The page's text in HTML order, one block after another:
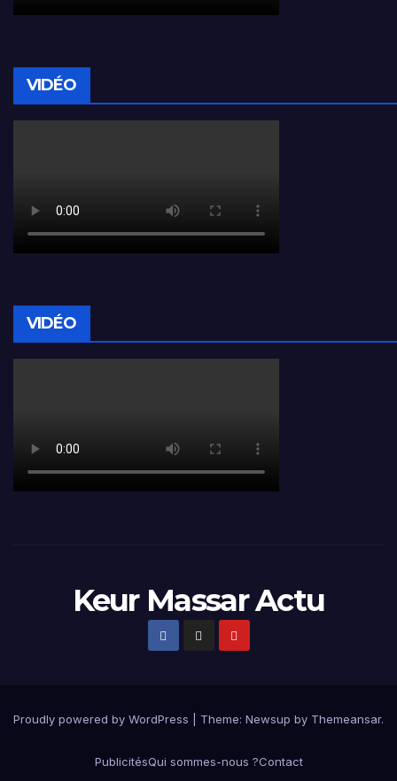
VIDÉO
VIDÉO
Keur Massar Actu
Proudly powered by WordPress Theme: Newsup by Themeansar.
PublicitésQui sommes-nous ?Contact